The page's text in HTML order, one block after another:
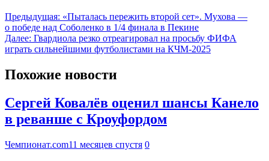
Предыдущая: «Пыталась пережить второй сет». Мухова —
о победе над Соболенко в 1/4 финала в Пекине
Далее: Гвардиола резко отреагировал на просьбу ФИФА
играть сильнейшими футболистами на КЧМ-2025
Похожие новости
Сергей Ковалёв оценил шансы Канело
в реванше с Кроуфордом
Чемпионат.com11 месяцев спустя 0